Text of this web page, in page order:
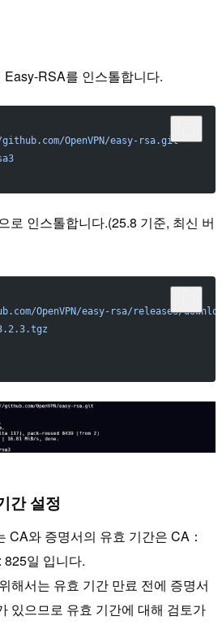
RSA를 인스톨합니다.
OpenVPN/easy-rsa.git
로 인스톨합니다.(25.8 기준, 최신 버
OpenVPN/easy-rsa/releases/
간 설정
CA와 증명서의 유효 기간은 CA：
825일 입니다.
해서는 유효 기간 만료 전에 증명서
있으므로 유효 기간에 대해 검토가